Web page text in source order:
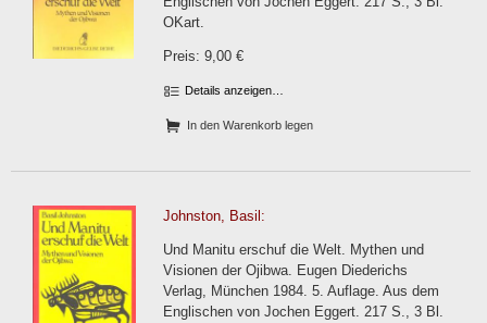
OKart.
Preis: 9,00 €
Details anzeigen…
In den Warenkorb legen
Johnston, Basil:
Und Manitu erschuf die Welt. Mythen und
Visionen der Ojibwa. Eugen Diederichs
Verlag, München 1984. 5. Auflage. Aus dem
Englischen von Jochen Eggert. 217 S., 3 Bl.